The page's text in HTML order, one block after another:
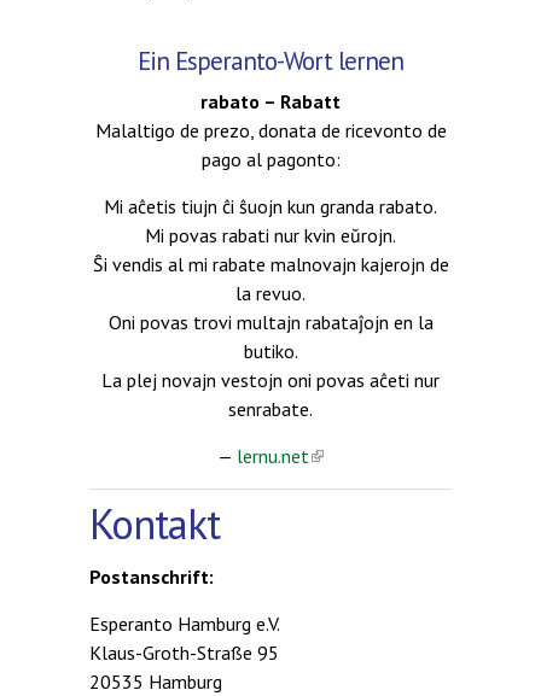
Ein Esperanto-Wort lernen
rabato – Rabatt
Malaltigo de prezo, donata de ricevonto de
pago al pagonto:
Mi aĉetis tiujn ĉi ŝuojn kun granda rabato.
Mi povas rabati nur kvin eŭrojn.
Ŝi vendis al mi rabate malnovajn kajerojn de
la revuo.
Oni povas trovi multajn rabataĵojn en la
butiko.
La plej novajn vestojn oni povas aĉeti nur
senrabate.
— lernu.net(link is external)
Kontakt
Postanschrift:
Esperanto Hamburg e.V.
Klaus-Groth-Straße 95
20535 Hamburg